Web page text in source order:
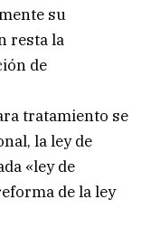
su
resta la
de
tratamiento se
la ley de
«ley de
de la ley